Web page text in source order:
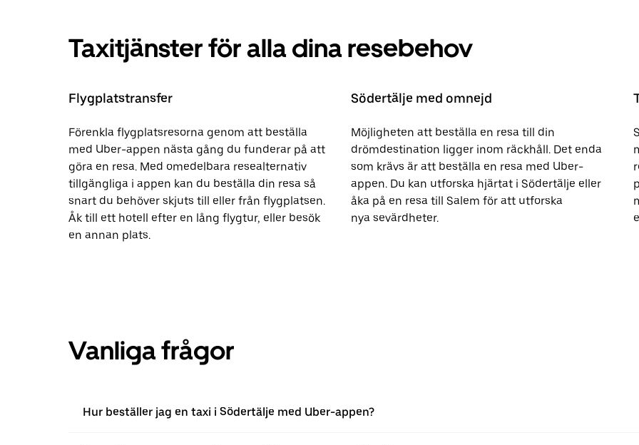
Taxitjänster för alla dina resebehov
Flygplatstransfer
Förenkla flygplatsresorna genom att beställa
med Uber-appen nästa gång du funderar på att
göra en resa. Med omedelbara resealternativ
tillgängliga i appen kan du beställa din resa så
snart du behöver skjuts till eller från flygplatsen.
Åk till ett hotell efter en lång flygtur, eller besök
en annan plats.
Södertälje med omnejd
Möjligheten att beställa en resa till din
drömdestination ligger inom räckhåll. Det enda
som krävs är att beställa en resa med Uber-
appen. Du kan utforska hjärtat i Södertälje eller
åka på en resa till Salem för att utforska
nya sevärdheter.
Vanliga frågor
Hur beställer jag en taxi i Södertälje med Uber-appen?